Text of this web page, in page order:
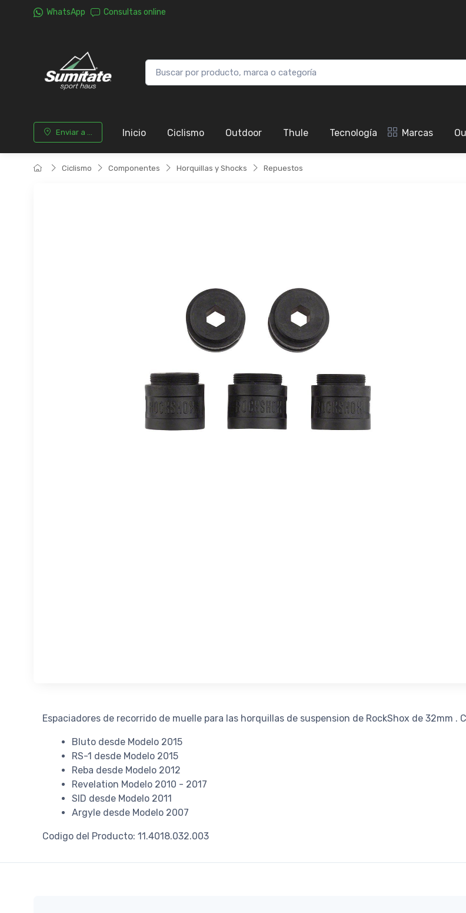
WhatsApp Consultas online
Enviar a ... Inicio Ciclismo Outdoor Thule Tecnología Marcas
Ciclismo Componentes Horquillas y Shocks Repuestos
Espaciadores de recorrido de muelle para las horquillas de suspension de RockShox de 32mm .
Bluto desde Modelo 2015
RS-1 desde Modelo 2015
Reba desde Modelo 2012
Revelation Modelo 2010 - 2017
SID desde Modelo 2011
Argyle desde Modelo 2007
Codigo del Producto: 11.4018.032.003